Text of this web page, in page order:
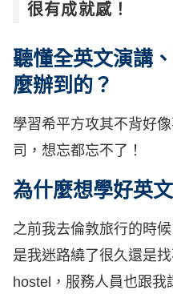
很有成就感！
聽懂全英文演講
麼辦到的？
學習希平方攻其不背好
司，想忘都忘不了！
為什麼想學好英
之前我去倫敦旅行的時
是我迷路繞了很久還是
hostel，服務人員也跟